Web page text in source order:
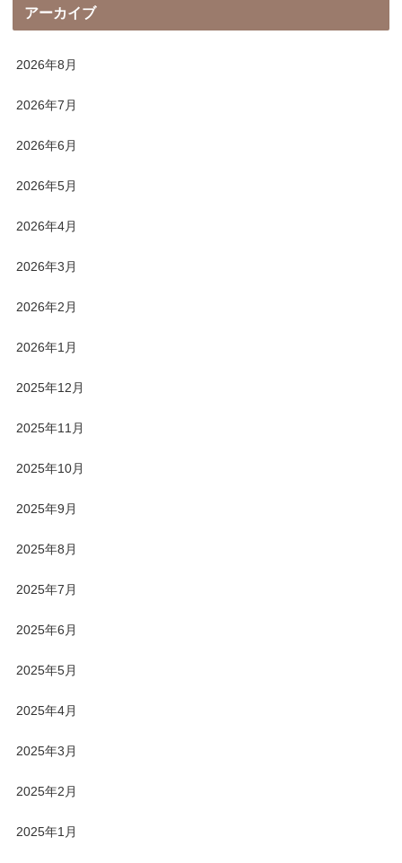
アーカイブ
2026年8月
2026年7月
2026年6月
2026年5月
2026年4月
2026年3月
2026年2月
2026年1月
2025年12月
2025年11月
2025年10月
2025年9月
2025年8月
2025年7月
2025年6月
2025年5月
2025年4月
2025年3月
2025年2月
2025年1月